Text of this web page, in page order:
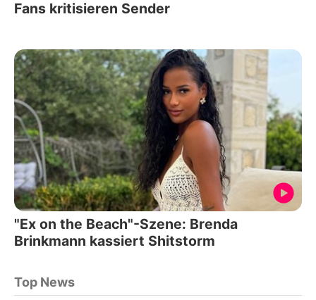
Fans kritisieren Sender
"Ex on the Beach"-Szene: Brenda
Brinkmann kassiert Shitstorm
Top News